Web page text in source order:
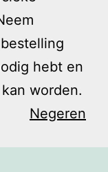
hebt en
worden.
Negeren